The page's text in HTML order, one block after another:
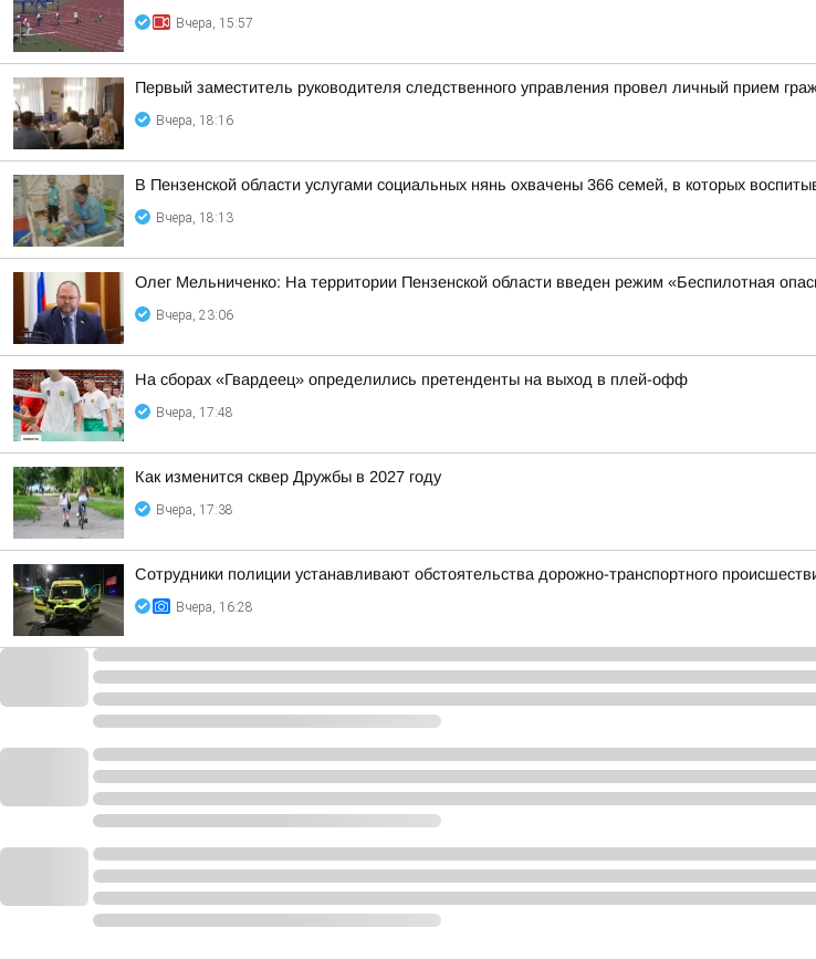
Вчера, 15:57
Первый заместитель руководителя следственного управления провел личный прием
Вчера, 18:16
В Пензенской области услугами социальных нянь охвачены 366 семей, в которых
Вчера, 18:13
Олег Мельниченко: На территории Пензенской области введен режим «Беспилотная
Вчера, 23:06
На сборах «Гвардеец» определились претенденты на выход в плей-офф
Вчера, 17:48
Как изменится сквер Дружбы в 2027 году
Вчера, 17:38
Сотрудники полиции устанавливают обстоятельства дорожно-транспортного
Вчера, 16:28